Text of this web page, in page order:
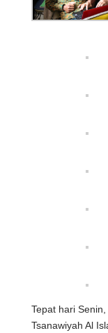
Tepat hari
Tsanawiyah Al